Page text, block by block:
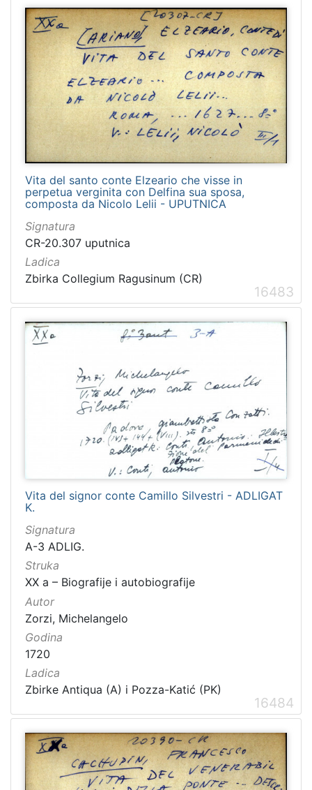
Zbirka Collegium Ragusinum (CR)
5714
Zbirke Antiqua (A) i Pozza-Katić (PK)
4723
Vita del santo conte Elzeario che visse in
perpetua verginita con Delfina sua sposa,
composta da Nicolo Lelii - UPUTNICA
Signatura
CR-20.307 uputnica
Ladica
Zbirka Collegium Ragusinum (CR)
16483
Vita del signor conte Camillo Silvestri - ADLIGAT
K.
Signatura
A-3 ADLIG.
Struka
XX a – Biografije i autobiografije
Autor
Zorzi, Michelangelo
Godina
1720
Ladica
Zbirke Antiqua (A) i Pozza-Katić (PK)
16484